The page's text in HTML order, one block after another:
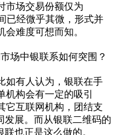
市场交易份额仅为
已经微乎其微，形式并
难度可想而知。
有人认为，银联在手
构会有一定的吸引
它互联网机构，团结支
发展。而从银联二维码的
也正是这么做的。